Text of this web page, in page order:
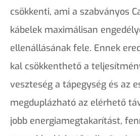
csökkenti, ami a szabványos
kábelek maximálisan
ellenállásának fele. Ennek
kal csökkenthető a
veszteség a tápegység és az
megduplázható az elérhető
jobb energiamegtakarítást,